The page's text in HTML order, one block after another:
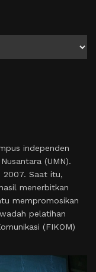
independen
(UMN).
Saat itu,
menerbitkan
mempromosikan
pelatihan
(FIKOM)